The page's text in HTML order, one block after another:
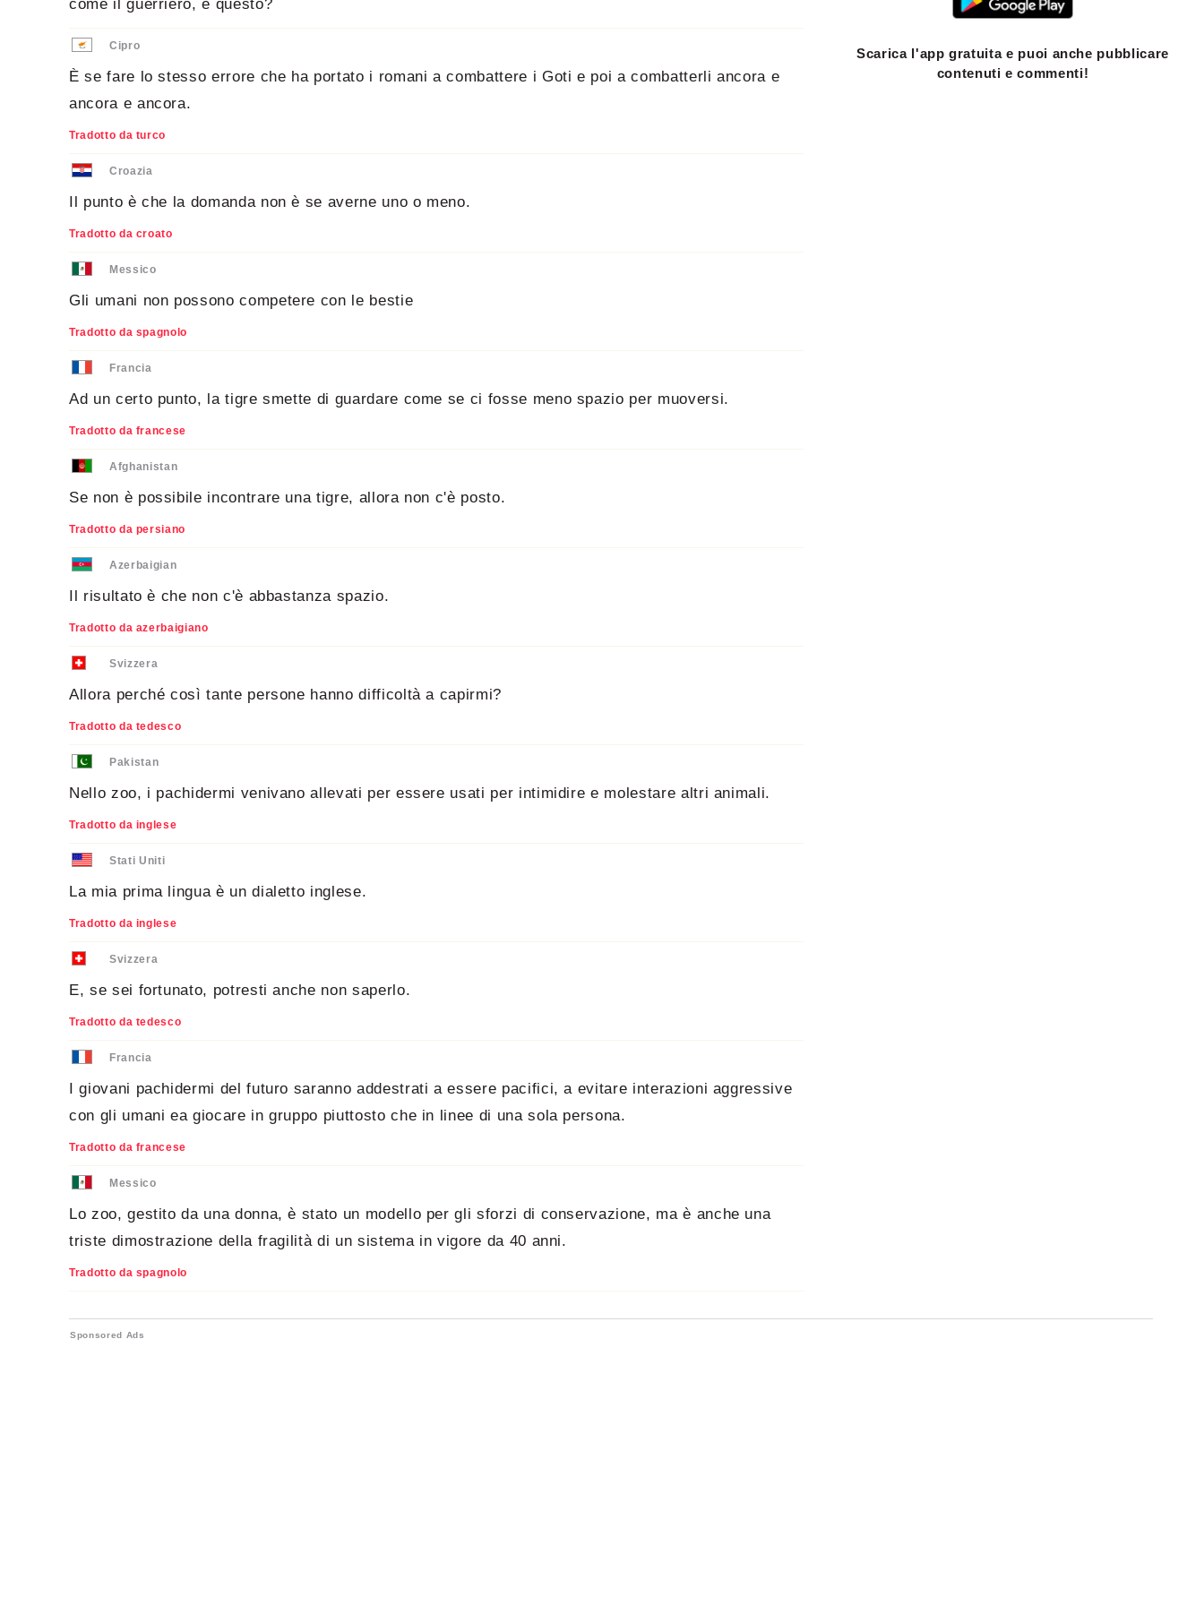
come il guerriero, è questo?
Cipro
È se fare lo stesso errore che ha portato i romani a combattere i Goti e poi a combatterli ancora e
ancora e ancora.
Tradotto da turco
Croazia
Il punto è che la domanda non è se averne uno o meno.
Tradotto da croato
Messico
Gli umani non possono competere con le bestie
Tradotto da spagnolo
Francia
Ad un certo punto, la tigre smette di guardare come se ci fosse meno spazio per muoversi.
Tradotto da francese
Afghanistan
Se non è possibile incontrare una tigre, allora non c'è posto.
Tradotto da persiano
Azerbaigian
Il risultato è che non c'è abbastanza spazio.
Tradotto da azerbaigiano
Svizzera
Allora perché così tante persone hanno difficoltà a capirmi?
Tradotto da tedesco
Pakistan
Nello zoo, i pachidermi venivano allevati per essere usati per intimidire e molestare altri animali.
Tradotto da inglese
Stati Uniti
La mia prima lingua è un dialetto inglese.
Tradotto da inglese
Svizzera
E, se sei fortunato, potresti anche non saperlo.
Tradotto da tedesco
Francia
I giovani pachidermi del futuro saranno addestrati a essere pacifici, a evitare interazioni aggressive
con gli umani ea giocare in gruppo piuttosto che in linee di una sola persona.
Tradotto da francese
Messico
Lo zoo, gestito da una donna, è stato un modello per gli sforzi di conservazione, ma è anche una
triste dimostrazione della fragilità di un sistema in vigore da 40 anni.
Tradotto da spagnolo
Scarica l'app gratuita e puoi anche pubblicare
contenuti e commenti!
Sponsored Ads